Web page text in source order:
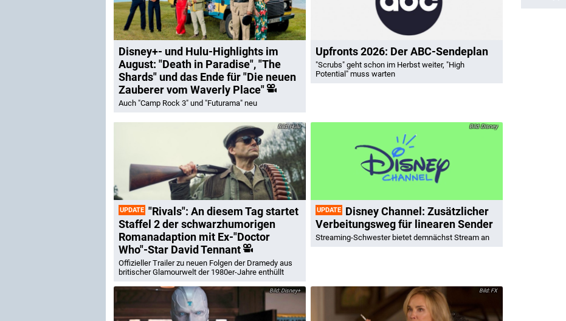
Disney+- und Hulu-Highlights im
August: "Death in Paradise", "The
Shards" und das Ende für "Die neuen
Zauberer vom Waverly Place"
Auch "Camp Rock 3" und "Futurama" neu
Upfronts 2026: Der ABC-Sendeplan
"Scrubs" geht schon im Herbst weiter, "High
Potential" muss warten
Hulu
UPDATE "Rivals": An diesem Tag startet
Staffel 2 der schwarzhumorigen
Romanadaption mit Ex-"Doctor
Who"-Star David Tennant
Offizieller Trailer zu neuen Folgen der Dramedy aus
britischer Glamourwelt der 1980er-Jahre enthüllt
Disney
UPDATE
Disney Channel: Zusätzlicher
Verbeitungsweg für linearen Sender
Streaming-Schwester bietet demnächst Stream an
Disney+ FX